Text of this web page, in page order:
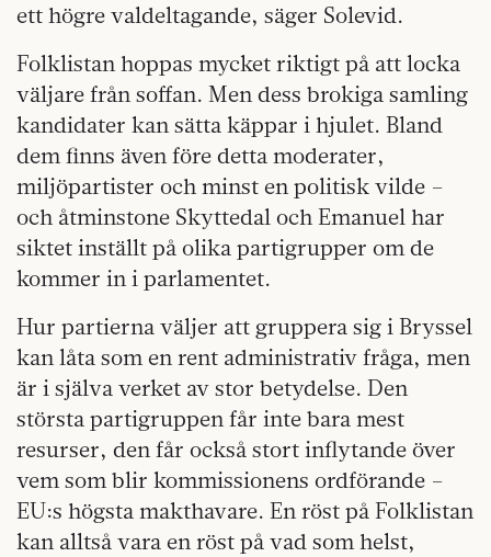
ett högre valdeltagande, säger Solevid.
Folklistan hoppas mycket riktigt på att locka
väljare från soffan. Men dess brokiga samling
kandidater kan sätta käppar i hjulet. Bland
dem finns även före detta moderater,
miljöpartister och minst en politisk vilde –
och åtminstone Skyttedal och Emanuel har
siktet inställt på olika partigrupper om de
kommer in i parlamentet.
Hur partierna väljer att gruppera sig i Bryssel
kan låta som en rent administrativ fråga, men
är i själva verket av stor betydelse. Den
största partigruppen får inte bara mest
resurser, den får också stort inflytande över
vem som blir kommissionens ordförande –
EU:s högsta makthavare. En röst på Folklistan
kan alltså vara en röst på vad som helst,